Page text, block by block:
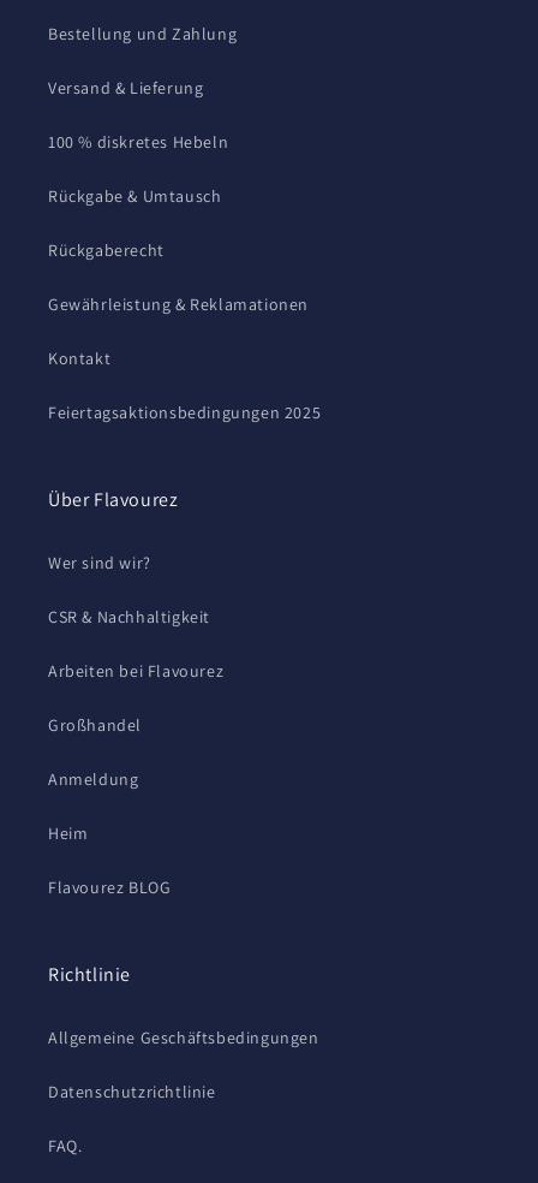
Bestellung und Zahlung
Versand & Lieferung
100 % diskretes Hebeln
Rückgabe & Umtausch
Rückgaberecht
Gewährleistung & Reklamationen
Kontakt
Feiertagsaktionsbedingungen 2025
Über Flavourez
Wer sind wir?
CSR & Nachhaltigkeit
Arbeiten bei Flavourez
Großhandel
Anmeldung
Heim
Flavourez BLOG
Richtlinie
Allgemeine Geschäftsbedingungen
Datenschutzrichtlinie
FAQ.